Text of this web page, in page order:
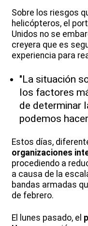
Sobre los riesgos
helicópteros, el
Unidos no se
creyera que es
experiencia para
"La situación
los factores
de determinar
podemos
Estos días,
organizaciones
procediendo a
a causa de la
bandas armadas
de febrero.
El lunes pasado, el